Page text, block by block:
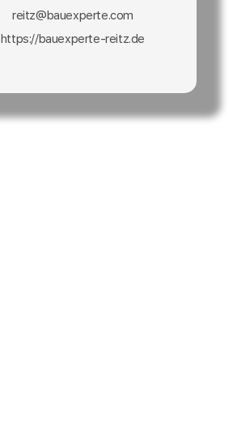
reitz@bauexperte.com
https://bauexperte-reitz.de